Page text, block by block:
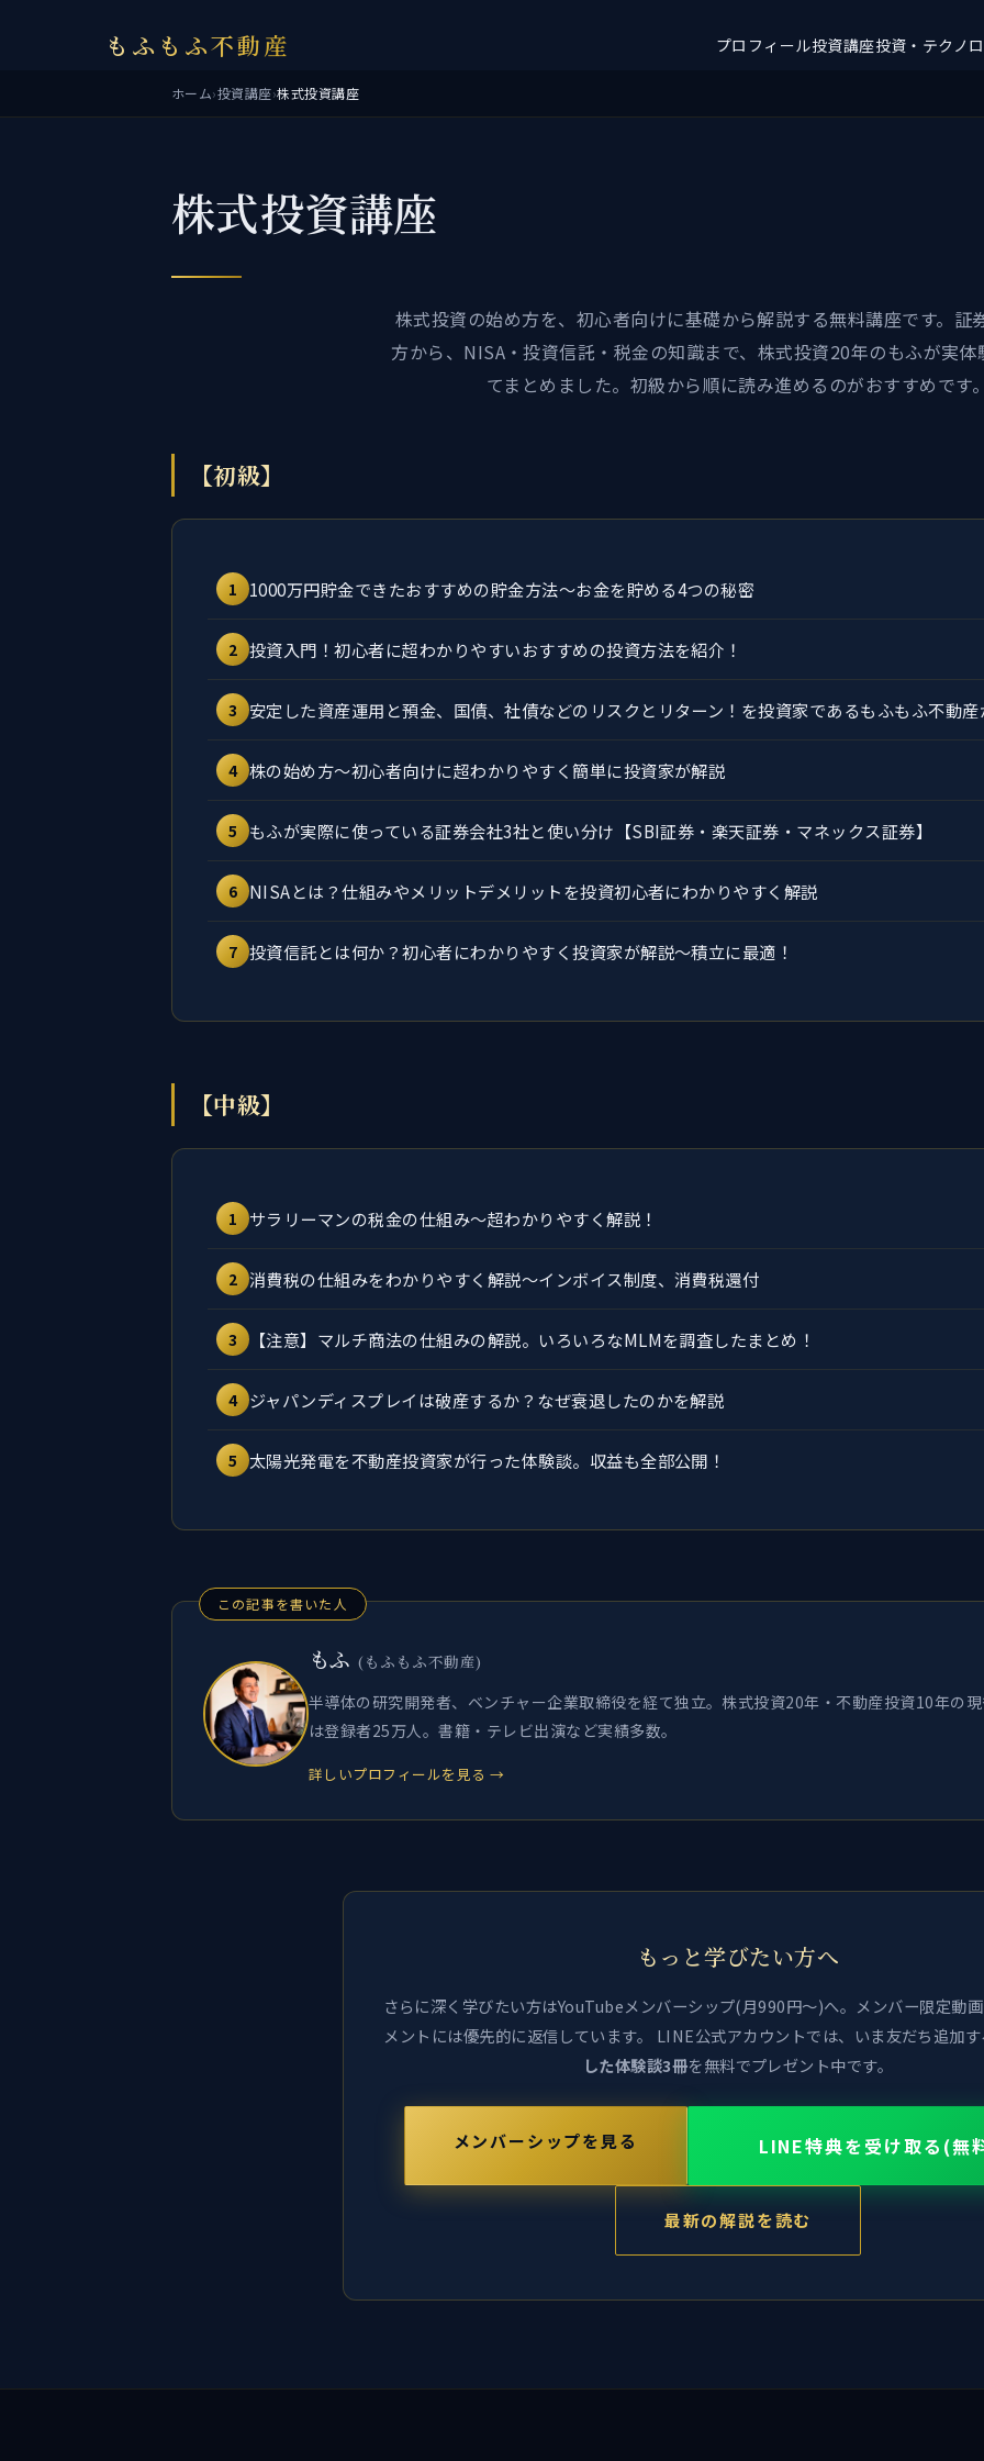
もふもふ不動産 プロフィール投資講座投資・テクノ
ホーム›投資講座›株式投資講座
株式投資講座
株式投資の始め方を、初心者向けに基礎から解説する無料講座です。証
方から、NISA・投資信託・税金の知識まで、株式投資20年のもふが実体
てまとめました。初級から順に読み進めるのがおすすめです
【初級】
1 1000万円貯金できたおすすめの貯金方法～お金を貯める4つの秘密
2 投資入門！初心者に超わかりやすいおすすめの投資方法を紹介！
3 安定した資産運用と預金、国債、社債などのリスクとリターン！を投資家であるもふもふ不動
4 株の始め方～初心者向けに超わかりやすく簡単に投資家が解説
5 もふが実際に使っている証券会社3社と使い分け【SBI証券・楽天証券・マネックス証券】
6 NISAとは？仕組みやメリットデメリットを投資初心者にわかりやすく解説
7 投資信託とは何か？初心者にわかりやすく投資家が解説～積立に最適！
【中級】
1 サラリーマンの税金の仕組み～超わかりやすく解説！
2 消費税の仕組みをわかりやすく解説～インボイス制度、消費税還付
3 【注意】マルチ商法の仕組みの解説。いろいろなMLMを調査したまとめ！
4 ジャパンディスプレイは破産するか？なぜ衰退したのかを解説
5 太陽光発電を不動産投資家が行った体験談。収益も全部公開！
この記事を書いた人
もふ (もふもふ不動産)
半導体の研究開発者、ベンチャー企業取締役を経て独立。株式投資20年・不動産投資10年の
は登録者25万人。書籍・テレビ出演など実績多数。
詳しいプロフィールを見る →
もっと学びたい方へ
さらに深く学びたい方はYouTubeメンバーシップ(月990円〜)へ。メンバー限定動
メントには優先的に返信しています。 LINE公式アカウントでは、いま友だち追加
した体験談3冊を無料でプレゼント中です。
メンバーシップを見る LINE特典を受け取る(無
最新の解説を読む